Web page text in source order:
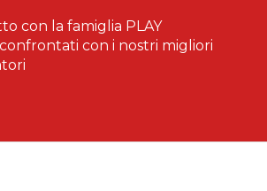
con la famiglia PLAY
confrontati con i nostri migliori